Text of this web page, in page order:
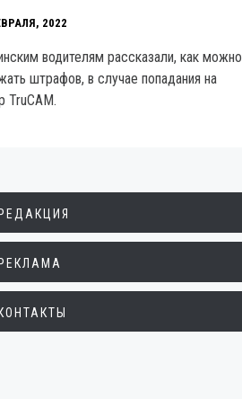
2022
водителям рассказали, как можно
штрафов, в случае попадания на
TruCAM.
РЕДАКЦИЯ
РЕКЛАМА
КОНТАКТЫ